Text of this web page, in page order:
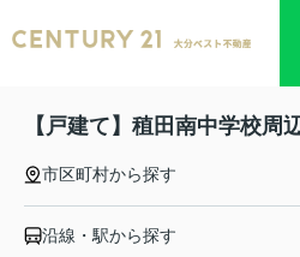
【戸建て】稙田南中学校周
市区町村から探す
沿線・駅から探す